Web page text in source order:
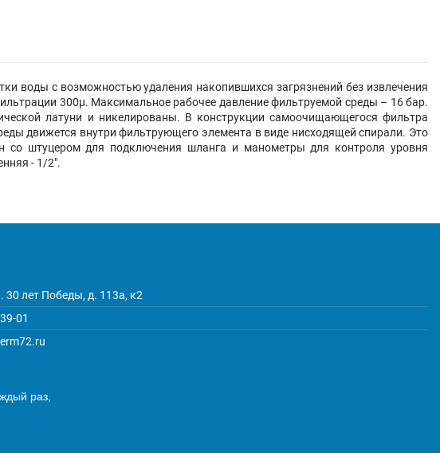
воды с возможностью удаления накопившихся загрязнений без извлечения
300µ. Максимальное рабочее давление фильтруемой среды – 16 бар.
латуни и никелированы. В конструкции самоочищающегося фильтра
движется внутри фильтрующего элемента в виде нисходящей спирали. Это
со штуцером для подключения шланга и манометры для контроля уровня
- 1/2".
30 лет Победы, д. 113а, к2
01
раз,